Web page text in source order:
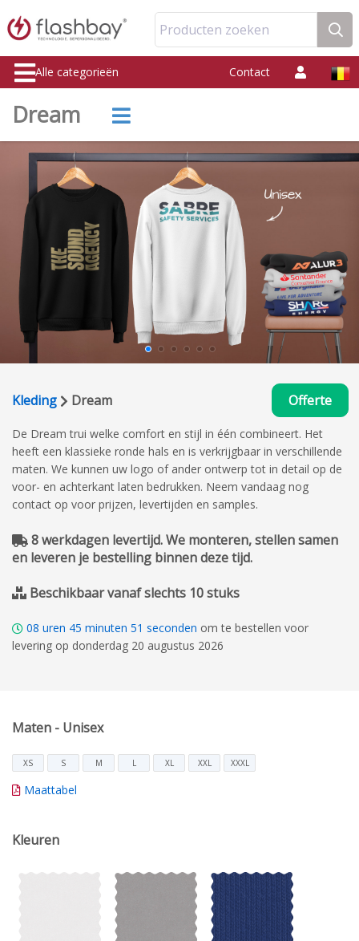
Producten zoeken
Alle categorieën Contact
Dream
Kleding Dream Offerte
De Dream trui welke comfort en stijl in één combineert. Het
heeft een klassieke ronde hals en is verkrijgbaar in verschillende
maten. We kunnen uw logo of ander ontwerp tot in detail op de
voor- en achterkant laten bedrukken. Neem vandaag nog
contact op voor prijzen, levertijden en samples.
8 werkdagen levertijd. We monteren, stellen samen
en leveren je bestelling binnen deze tijd.
Beschikbaar vanaf slechts 10 stuks
08 uren 45 minuten 50 seconden om te bestellen voor
levering op donderdag 20 augustus 2026
Maten - Unisex
XS S M L XL XXL XXXL
Maattabel
Kleuren